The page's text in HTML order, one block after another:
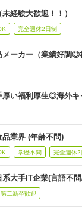
経験大歓迎！！）
完全週休2日制
メーカー（業績好調◎
厚い福利厚生◎海外
品業界 (年齢不問)
学歴不問 完全週休2
系大手IT企業(言語不
第二新卒歓迎